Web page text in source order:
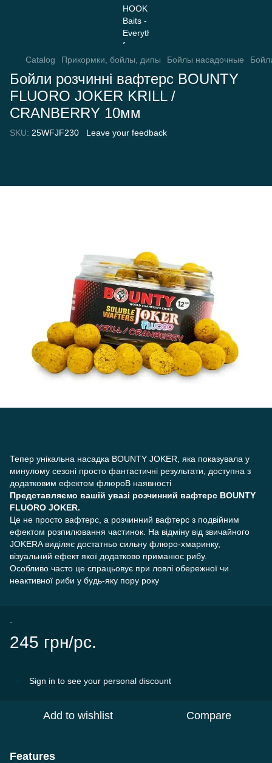
Catalog Прикормки, бойлы, дипы Бойлы насадочные
Бойли розчинні вафтерс BOUNTY
FLUORO JOKER KRILL /
CRANBERRY 10мм
SKU: 25WFJF230 Leave your feedback
Тепер унікальна насадка BOUNTY JOKER, яка показувала у
минулому сезоні просто фантастичні результати, доступна з
додатковим ефектом флюроВ наявності
Представляємо вашій увазі розчинний вафтерс BOUNTY
FLUORO JOKER.
Це не просто вафтерс, а розчинний вафтерс з подвійним
ефектом розпилювання частинок. На відміну від звичайного
JOKERA виділяє достатньо сильну флюро-хмаринку,
візуальний ефект якої додатково приманює рибу.
Особливо часто це спрацьовує при ловлі обережної чи
неактивної риби у будь-яку пору року
-
245 грн/pc.
Sign in to see your personal discount
Add to wishlist Compare
Features